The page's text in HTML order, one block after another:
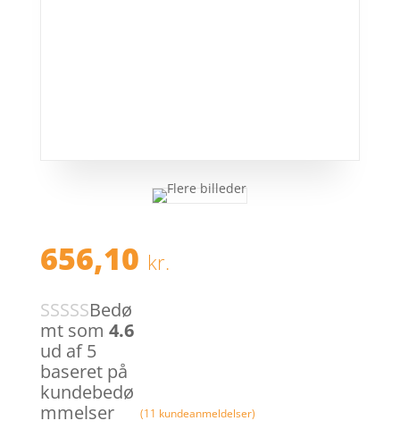
656,10 kr.
Bedø
mt som 4.6
ud af 5
baseret på
kundebedø
mmelser
(11 kundeanmeldelser)